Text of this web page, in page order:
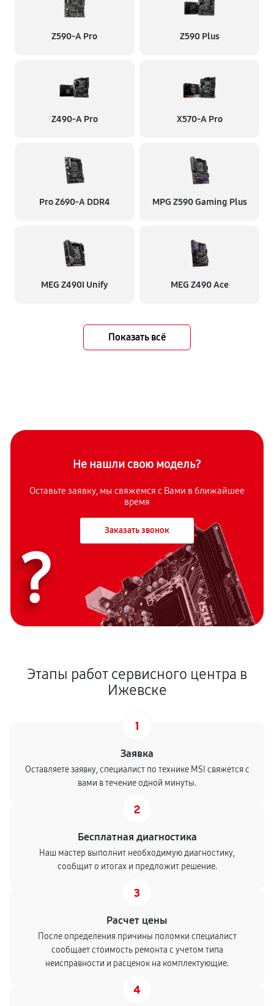
Z590-A Pro Z590 Plus
Z490-A Pro X570-A Pro
Pro Z690-A DDR4 MPG Z590 Gaming Plus
MEG Z490I Unify MEG Z490 Ace
Показать всё
Не нашли свою модель?
Оставьте заявку, мы свяжемся с Вами в ближайшее
время
Заказать звонок
?
Этапы работ сервисного центра в
Ижевске
1
Заявка
Оставляете заявку, специалист по технике MSI свяжется с
вами в течение одной минуты.
2
Бесплатная диагностика
Наш мастер выполнит необходимую диагностику,
сообщит о итогах и предложит решение.
3
Расчет цены
После определения причины поломки специалист
сообщает стоимость ремонта с учетом типа
неисправности и расценок на комплектующие.
4